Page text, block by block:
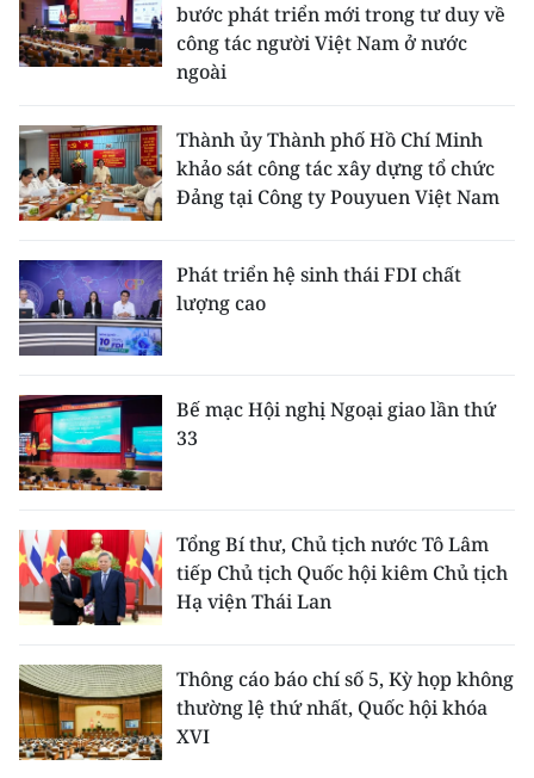
bước phát triển mới trong tư duy về
công tác người Việt Nam ở nước
ngoài
Thành ủy Thành phố Hồ Chí Minh
khảo sát công tác xây dựng tổ chức
Đảng tại Công ty Pouyuen Việt Nam
Phát triển hệ sinh thái FDI chất
lượng cao
Bế mạc Hội nghị Ngoại giao lần thứ
33
Tổng Bí thư, Chủ tịch nước Tô Lâm
tiếp Chủ tịch Quốc hội kiêm Chủ tịch
Hạ viện Thái Lan
Thông cáo báo chí số 5, Kỳ họp không
thường lệ thứ nhất, Quốc hội khóa
XVI